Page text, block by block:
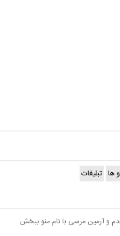
ها تبلیغات
و آرمین مرسی با نام منو ببخش